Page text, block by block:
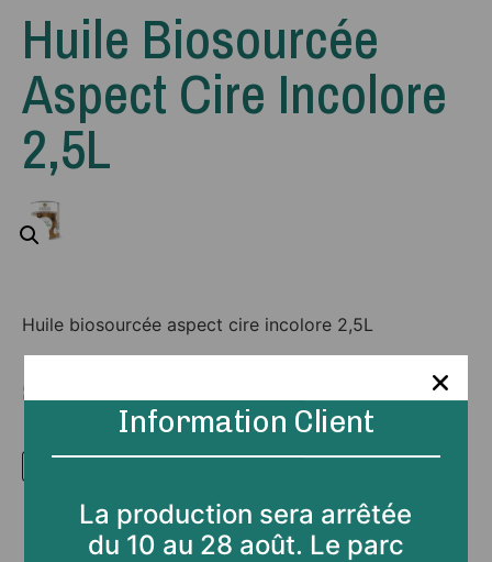
Huile Biosourcée
Aspect Cire Incolore
2,5L
Huile biosourcée aspect cire incolore 2,5L
80.40€ TTC